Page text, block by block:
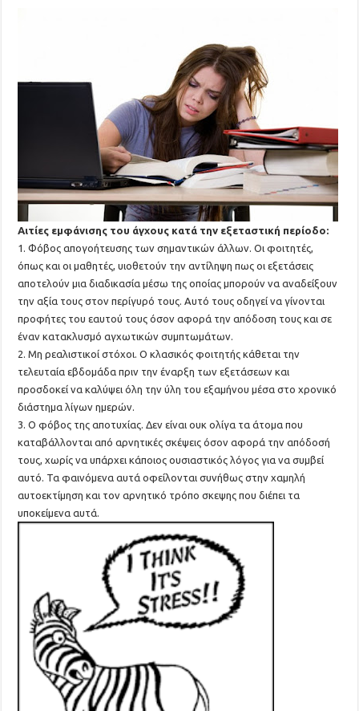
Αιτίες εμφάνισης του άγχους κατά την εξεταστική περίοδο:
1. Φόβος απογοήτευσης των σημαντικών άλλων. Οι φοιτητές,
όπως και οι μαθητές, υιοθετούν την αντίληψη πως οι εξετάσεις
αποτελούν μια διαδικασία μέσω της οποίας μπορούν να αναδείξουν
την αξία τους στον περίγυρό τους. Αυτό τους οδηγεί να γίνονται
προφήτες του εαυτού τους όσον αφορά την απόδοση τους και σε
έναν κατακλυσμό αγχωτικών συμπτωμάτων.
2. Μη ρεαλιστικοί στόχοι. Ο κλασικός φοιτητής κάθεται την
τελευταία εβδομάδα πριν την έναρξη των εξετάσεων και
προσδοκεί να καλύψει όλη την ύλη του εξαμήνου μέσα στο χρονικό
διάστημα λίγων ημερών.
3. Ο φόβος της αποτυχίας. Δεν είναι ουκ ολίγα τα άτομα που
καταβάλλονται από αρνητικές σκέψεις όσον αφορά την απόδοσή
τους, χωρίς να υπάρχει κάποιος ουσιαστικός λόγος για να συμβεί
αυτό. Τα φαινόμενα αυτά οφείλονται συνήθως στην χαμηλή
αυτοεκτίμηση και τον αρνητικό τρόπο σκεψης που διέπει τα
υποκείμενα αυτά.